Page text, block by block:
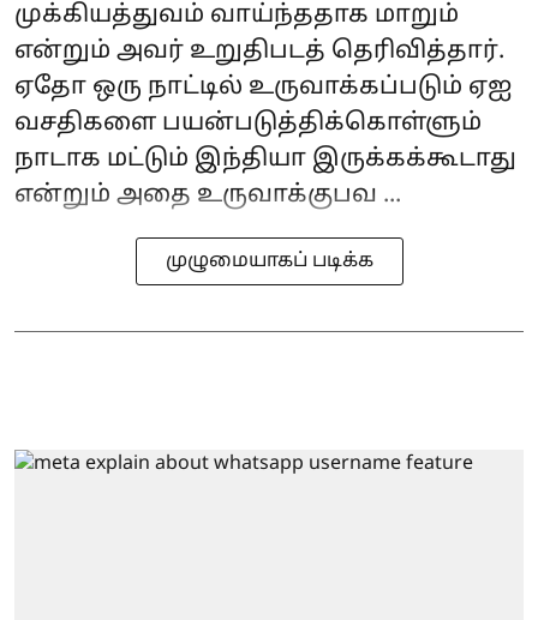
முக்கியத்துவம் வாய்ந்ததாக மாறும்
என்றும் அவர் உறுதிபடத் தெரிவித்தார்.
ஏதோ ஒரு நாட்டில் உருவாக்கப்படும் ஏஐ
வசதிகளை பயன்படுத்திக்கொள்ளும்
நாடாக மட்டும் இந்தியா இருக்கக்கூடாது
என்றும் அதை உருவாக்குபவ ...
முழுமையாகப் படிக்க